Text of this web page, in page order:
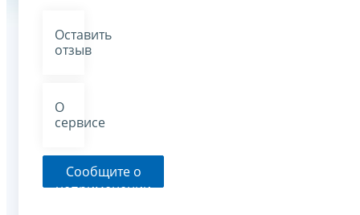
Оставить
отзыв
О
сервисе
Сообщите о
неприменении